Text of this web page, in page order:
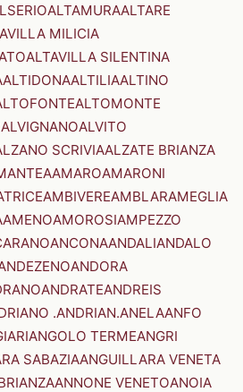
ALTAMURAALTARE
MILICIA
ALTAVILLA SILENTINA
ALTIDONAALTILIAALTINO
ALTOMONTE
ALVIGNANOALVITO
SCRIVIAALZATE BRIANZA
AMAROAMARONI
AMBIVEREAMBLARAMEGLIA
AMENOAMOROSIAMPEZZO
ANCONAANDALIANDALO
ANDORA
ANDRATEANDREIS
.ANDRIAN.ANELAANFO
ANGOLO TERMEANGRI
SABAZIAANGUILLARA VENETA
ANNONE VENETOANOIA